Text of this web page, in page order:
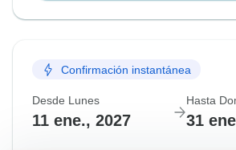
Confirmación instantánea
Desde Lunes
11 ene., 2027
Hasta
31